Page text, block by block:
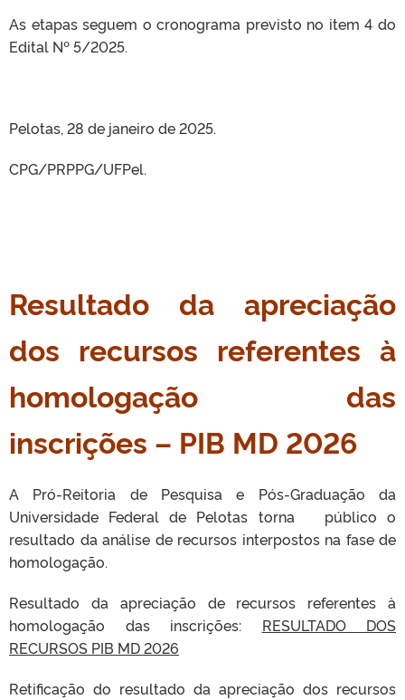
As etapas seguem o cronograma previsto no item 4 do
Edital Nº 5/2025.
Pelotas, 28 de janeiro de 2025.
CPG/PRPPG/UFPel.
Resultado da apreciação
dos recursos referentes à
homologação das
inscrições – PIB MD 2026
A Pró-Reitoria de Pesquisa e Pós-Graduação da
Universidade Federal de Pelotas torna público o
resultado da análise de recursos interpostos na fase de
homologação.
Resultado da apreciação de recursos referentes à
homologação das inscrições: RESULTADO DOS
RECURSOS PIB MD 2026
Retificação do resultado da apreciação dos recursos